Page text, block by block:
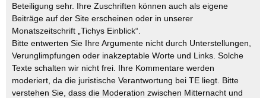
Beteiligung sehr. Ihre Zuschriften können auch als eigene
Beiträge auf der Site erscheinen oder in unserer
Monatszeitschrift „Tichys Einblick“.
Bitte entwerten Sie Ihre Argumente nicht durch Unterstellungen,
Verunglimpfungen oder inakzeptable Worte und Links. Solche
Texte schalten wir nicht frei. Ihre Kommentare werden
moderiert, da die juristische Verantwortung bei TE liegt. Bitte
verstehen Sie, dass die Moderation zwischen Mitternacht und